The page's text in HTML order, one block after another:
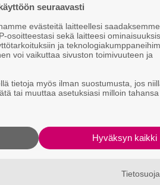
seuraavasti
evästeitä laitteellesi
osoitteestasi sekä laitteesi
ja
voi vaikuttaa sivuston toimivuuteen ja
tietoja myös ilman suostumusta, jos
tai muuttaa asetuksiasi milloin
Hyväksyn kaikki